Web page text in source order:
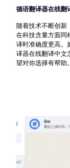
德语翻译器在线翻
随着技术不断创新
在科技含量方面同
译时准确度更高。
译器在线翻译中文
望对你选择有帮助。